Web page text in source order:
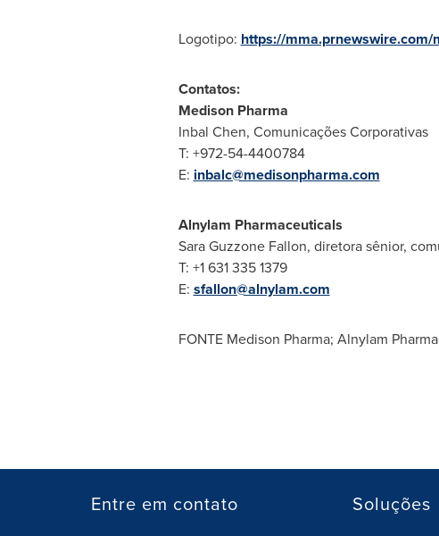
Logotipo: https://
Contatos:
Medison Pharma
Inbal Chen, Comunicações Corporativas
T: +972-54-4400784
E: inbalc@medisonpharma.com
Alnylam Pharmaceuticals
Sara Guzzone Fallon, diretora sênior,
T: +1 631 335 1379
E: sfallon@alnylam.com
FONTE Medison Pharma; Alnylam
Entre em contato Soluções